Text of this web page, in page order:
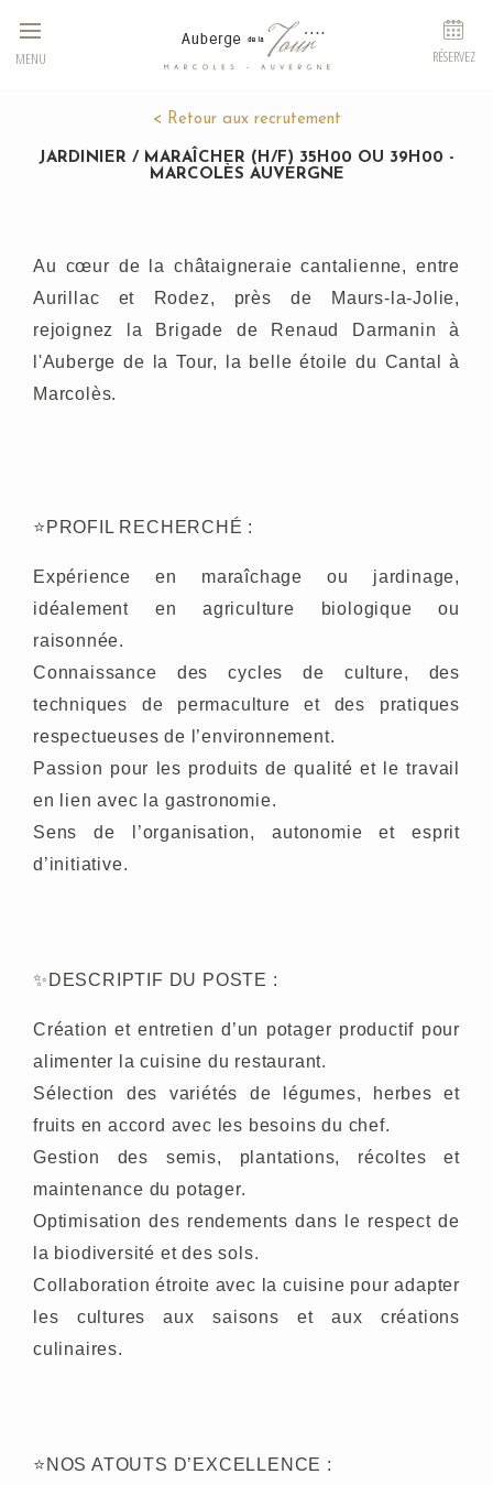
MENU RÉSERVEZ
< Retour aux recrutement
JARDINIER / MARAÎCHER (H/F) 35H00 OU 39H00 -
MARCOLÈS AUVERGNE
Au cœur de la châtaigneraie cantalienne, entre
Aurillac et Rodez, près de Maurs-la-Jolie,
rejoignez la Brigade de Renaud Darmanin à
l'Auberge de la Tour, la belle étoile du Cantal à
Marcolès.
⭐ PROFIL RECHERCHÉ :
Expérience en maraîchage ou jardinage,
idéalement en agriculture biologique ou
raisonnée.
Connaissance des cycles de culture, des
techniques de permaculture et des pratiques
respectueuses de l’environnement.
Passion pour les produits de qualité et le travail
en lien avec la gastronomie.
Sens de l’organisation, autonomie et esprit
d’initiative.
✨ DESCRIPTIF DU POSTE :
Création et entretien d’un potager productif pour
alimenter la cuisine du restaurant.
Sélection des variétés de légumes, herbes et
fruits en accord avec les besoins du chef.
Gestion des semis, plantations, récoltes et
maintenance du potager.
Optimisation des rendements dans le respect de
la biodiversité et des sols.
Collaboration étroite avec la cuisine pour adapter
les cultures aux saisons et aux créations
culinaires.
⭐ NOS ATOUTS D’EXCELLENCE :